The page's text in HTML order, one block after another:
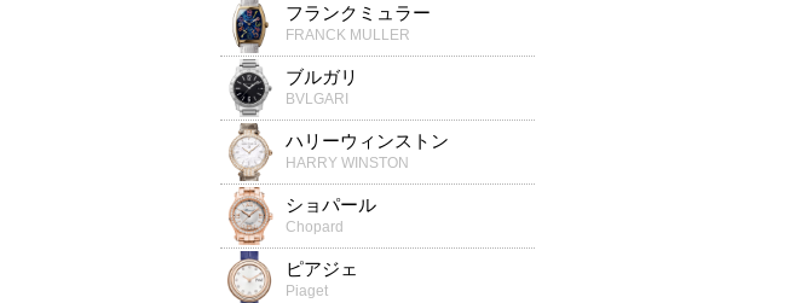
フランクミュラー
FRANCK MULLER
ブルガリ
BVLGARI
ハリーウィンストン
HARRY WINSTON
ショパール
Chopard
ピアジェ
Piaget